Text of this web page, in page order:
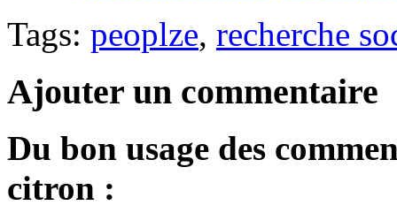
Tags: peoplze, recherche
Ajouter un commentaire
Du bon usage des
citron :